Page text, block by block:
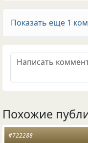
Показать еще 1
Похожие
#722288